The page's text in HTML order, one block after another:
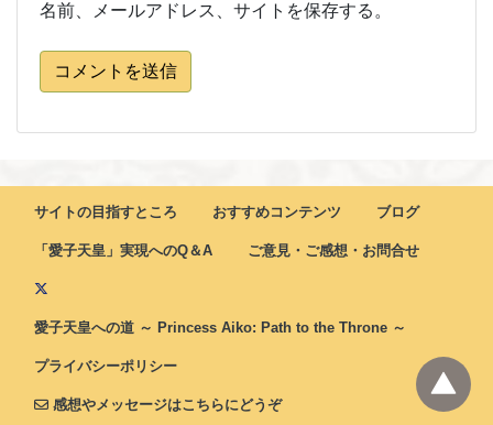
名前、メールアドレス、サイトを保存する。
コメントを送信
サイトの目指すところ おすすめコンテンツ ブログ
「愛子天皇」実現へのQ＆A ご意見・ご感想・お問合せ
愛子天皇への道 ～ Princess Aiko: Path to the Throne ～
プライバシーポリシー
感想やメッセージはこちらにどうぞ